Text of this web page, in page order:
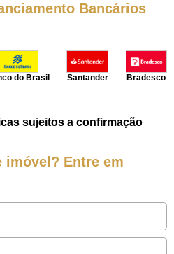
Bancários
do Brasil Santander Bradesco
sujeitos a confirmação
imóvel? Entre em